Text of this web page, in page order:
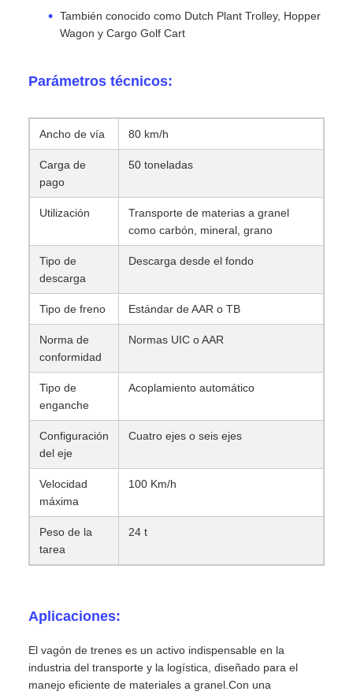
También conocido como Dutch Plant Trolley, Hopper
Wagon y Cargo Golf Cart
Parámetros técnicos:
Ancho de vía 80 km/h
Carga de
pago
50 toneladas
Utilización
Transporte de materias a granel
como carbón, mineral, grano
Tipo de
descarga
Descarga desde el fondo
Tipo de freno Estándar de AAR o TB
Norma de
conformidad
Normas UIC o AAR
Tipo de
enganche
Acoplamiento automático
Configuración
del eje
Cuatro ejes o seis ejes
Velocidad
máxima
100 Km/h
Peso de la
tarea
24 t
Aplicaciones:
El vagón de trenes es un activo indispensable en la
industria del transporte y la logística, diseñado para el
manejo eficiente de materiales a granel.Con una